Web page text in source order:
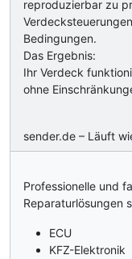
reproduzierbar zu
Bedingungen.
Das Ergebnis:
Ihr Verdeck
ohne
sender.de – Läuft
Professionelle und
Reparaturlösungen
ECU
KFZ-Elektronik